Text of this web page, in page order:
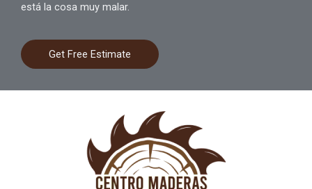
está la cosa muy malar.
Get Free Estimate